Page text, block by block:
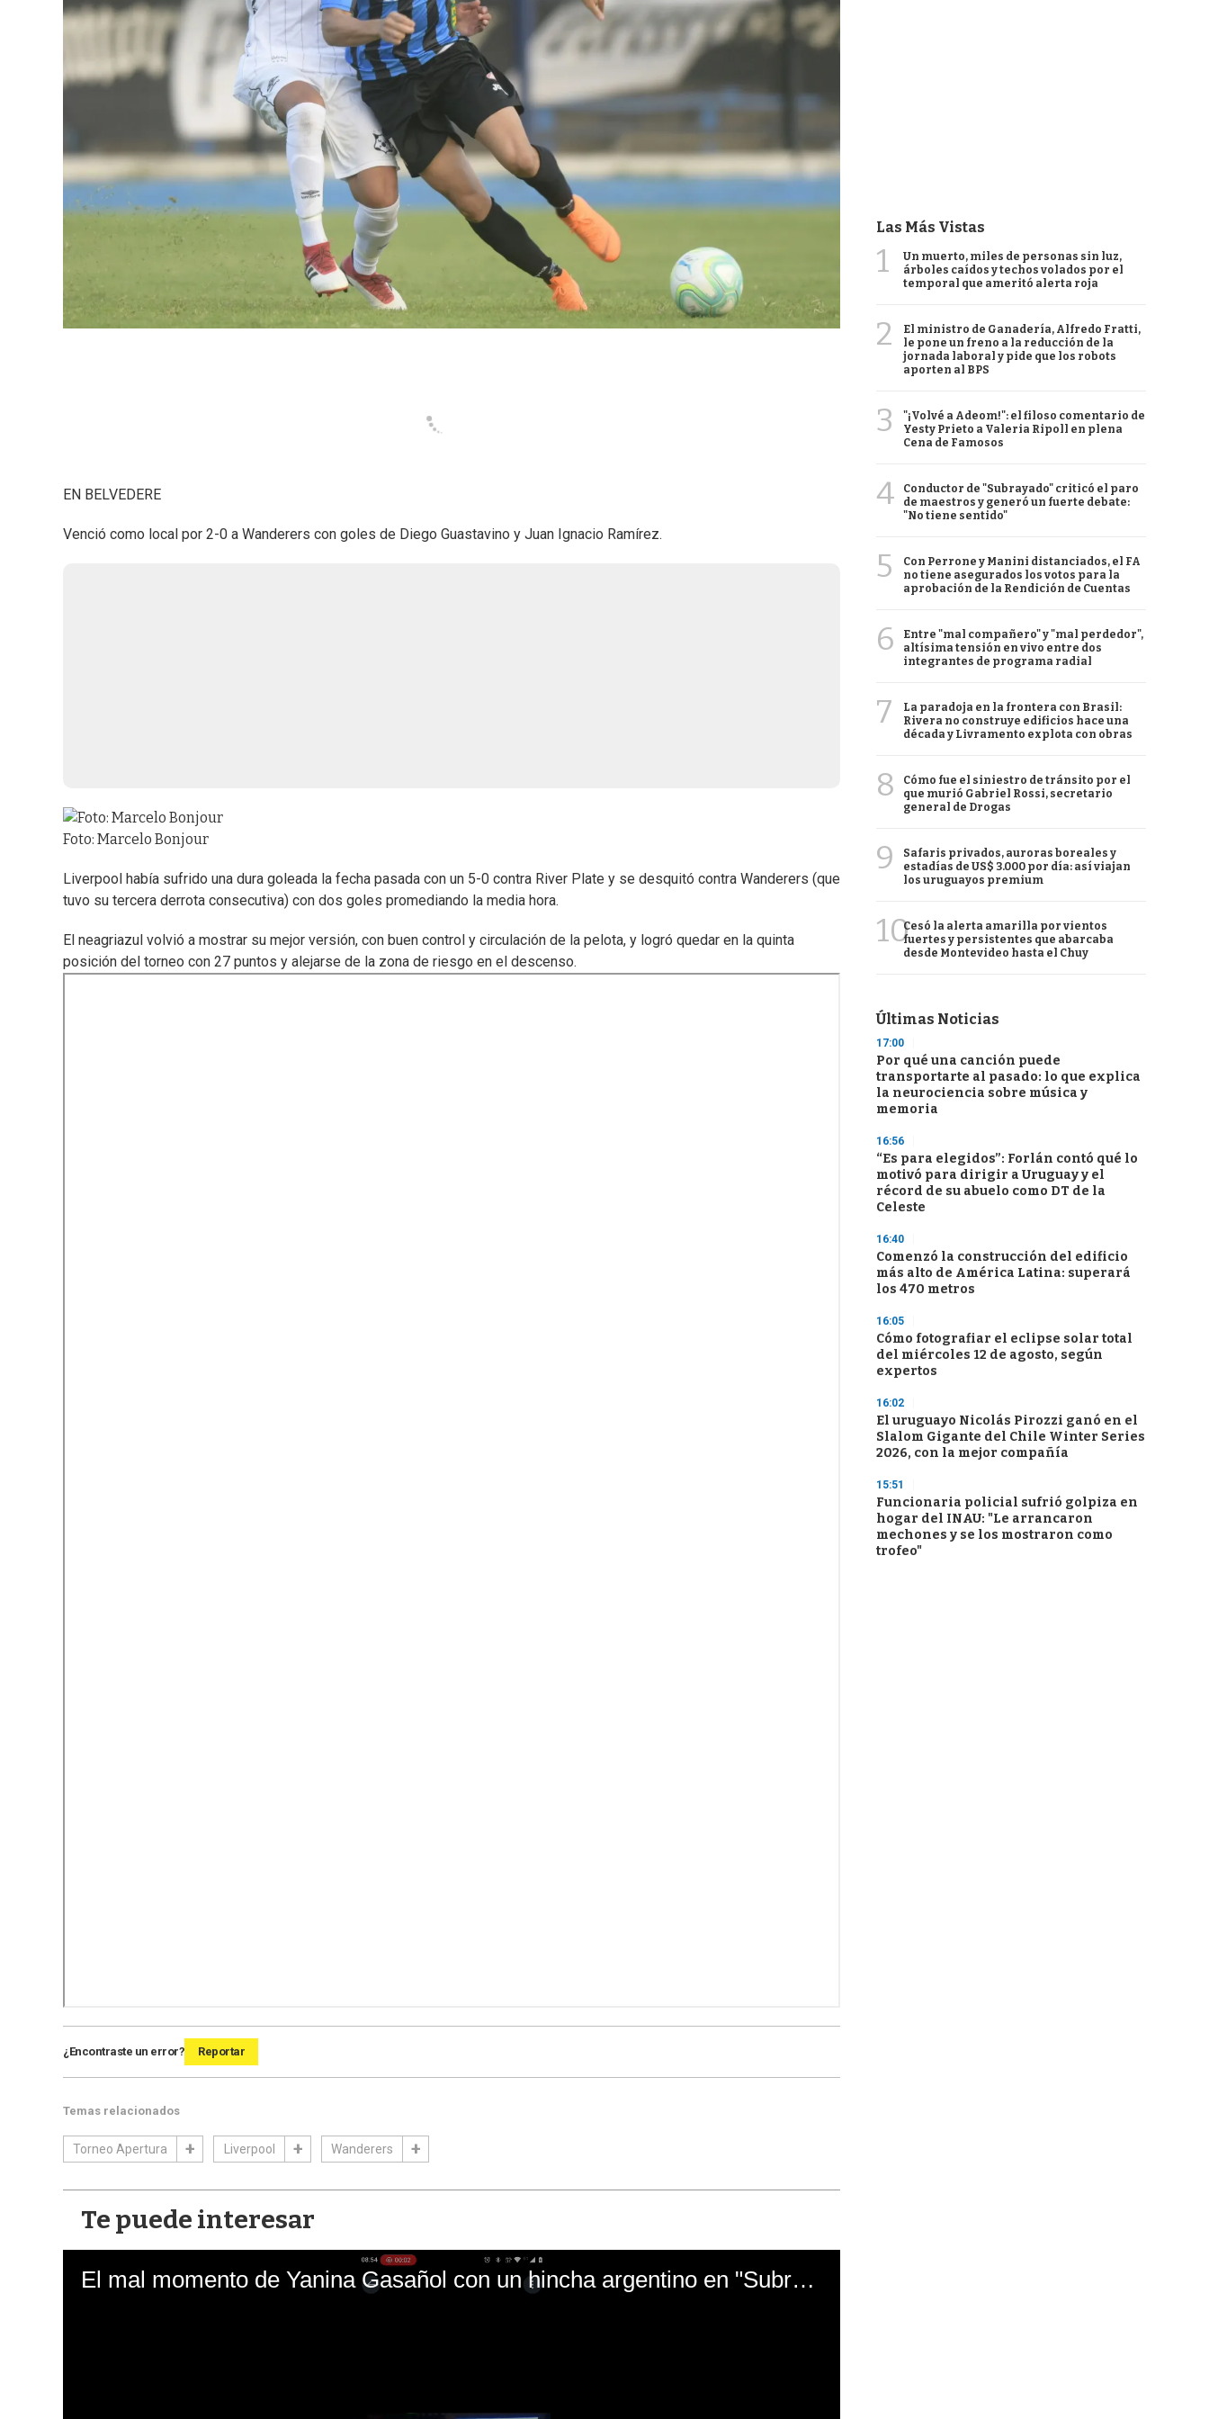
EN BELVEDERE
Venció como local por 2-0 a Wanderers con goles de Diego Guastavino y Juan Ignacio Ramírez.
Foto: Marcelo Bonjour
Liverpool había sufrido una dura goleada la fecha pasada con un 5-0 contra River Plate y se desquitó contra Wanderers (que
tuvo su tercera derrota consecutiva) con dos goles promediando la media hora.
El neagriazul volvió a mostrar su mejor versión, con buen control y circulación de la pelota, y logró quedar en la quinta
posición del torneo con 27 puntos y alejarse de la zona de riesgo en el descenso.
¿Encontraste un error? Reportar
Temas relacionados
Torneo Apertura Liverpool Wanderers
Te puede interesar
El mal momento de Yanina Gasañol con un hincha argentino en "Subrayado"
Las Más Vistas
1
Un muerto, miles de personas sin luz,
árboles caídos y techos volados por el
temporal que ameritó alerta roja
2
El ministro de Ganadería, Alfredo Fratti,
le pone un freno a la reducción de la
jornada laboral y pide que los robots
aporten al BPS
3
"¡Volvé a Adeom!": el filoso comentario de
Yesty Prieto a Valeria Ripoll en plena
Cena de Famosos
4
Conductor de "Subrayado" criticó el paro
de maestros y generó un fuerte debate:
"No tiene sentido"
5
Con Perrone y Manini distanciados, el FA
no tiene asegurados los votos para la
aprobación de la Rendición de Cuentas
6
Entre "mal compañero" y "mal perdedor",
altísima tensión en vivo entre dos
integrantes de programa radial
7
La paradoja en la frontera con Brasil:
Rivera no construye edificios hace una
década y Livramento explota con obras
8
Cómo fue el siniestro de tránsito por el
que murió Gabriel Rossi, secretario
general de Drogas
9
Safaris privados, auroras boreales y
estadías de US$ 3.000 por día: así viajan
los uruguayos premium
10Cesó la alerta amarilla por vientos
fuertes y persistentes que abarcaba
desde Montevideo hasta el Chuy
Últimas Noticias
17:00
Por qué una canción puede
transportarte al pasado: lo que explica
la neurociencia sobre música y
memoria
16:56
“Es para elegidos”: Forlán contó qué lo
motivó para dirigir a Uruguay y el
récord de su abuelo como DT de la
Celeste
16:40
Comenzó la construcción del edificio
más alto de América Latina: superará
los 470 metros
16:05
Cómo fotografiar el eclipse solar total
del miércoles 12 de agosto, según
expertos
16:02
El uruguayo Nicolás Pirozzi ganó en el
Slalom Gigante del Chile Winter Series
2026, con la mejor compañía
15:51
Funcionaria policial sufrió golpiza en
hogar del INAU: "Le arrancaron
mechones y se los mostraron como
trofeo"